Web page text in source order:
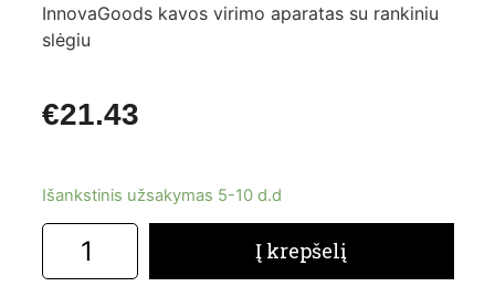
InnovaGoods kavos virimo aparatas su rankiniu
slėgiu
€21.43
Išankstinis užsakymas 5-10 d.d
Į krepšelį